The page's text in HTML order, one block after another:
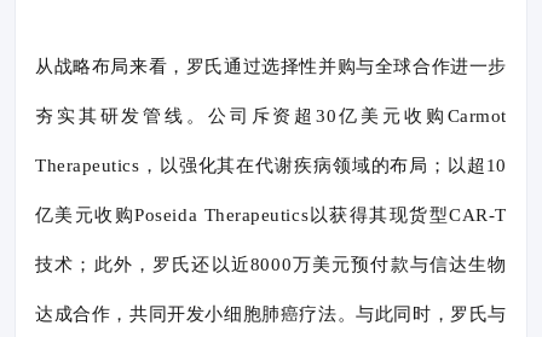
从战略布局来看，罗氏通过选择性并购与全球合作进一步
夯实其研发管线。公司斥资超30亿美元收购Carmot
Therapeutics，以强化其在代谢疾病领域的布局；以超10
亿美元收购Poseida Therapeutics以获得其现货型CAR-T
技术；此外，罗氏还以近8000万美元预付款与信达生物
达成合作，共同开发小细胞肺癌疗法。与此同时，罗氏与